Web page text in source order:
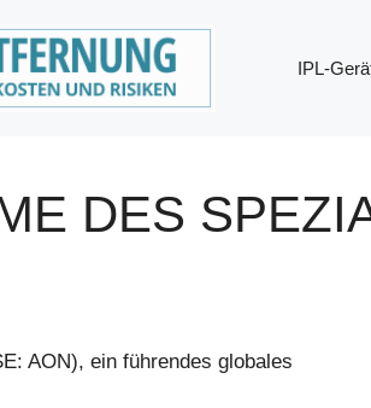
IPL-
DES
AON), ein führendes globales